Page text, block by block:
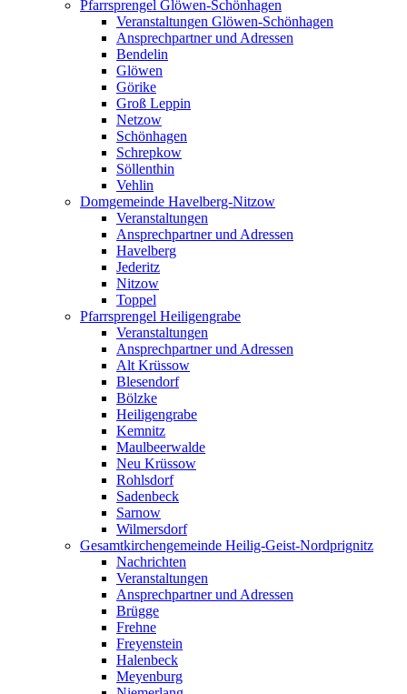
Pfarrsprengel Glöwen-Schönhagen
Veranstaltungen Glöwen-Schönhagen
Ansprechpartner und Adressen
Bendelin
Glöwen
Görike
Groß Leppin
Netzow
Schönhagen
Schrepkow
Söllenthin
Vehlin
Domgemeinde Havelberg-Nitzow
Veranstaltungen
Ansprechpartner und Adressen
Havelberg
Jederitz
Nitzow
Toppel
Pfarrsprengel Heiligengrabe
Veranstaltungen
Ansprechpartner und Adressen
Alt Krüssow
Blesendorf
Bölzke
Heiligengrabe
Kemnitz
Maulbeerwalde
Neu Krüssow
Rohlsdorf
Sadenbeck
Sarnow
Wilmersdorf
Gesamtkirchengemeinde Heilig-Geist-Nordprignitz
Nachrichten
Veranstaltungen
Ansprechpartner und Adressen
Brügge
Frehne
Freyenstein
Halenbeck
Meyenburg